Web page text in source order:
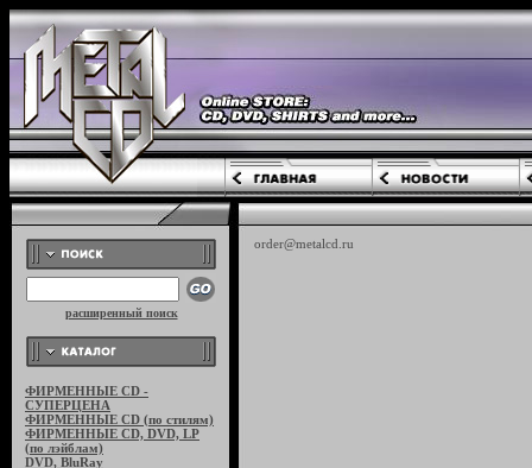
расширенный поиск
ФИРМЕННЫЕ CD -
СУПЕРЦЕНА
ФИРМЕННЫЕ CD (по стилям)
ФИРМЕННЫЕ CD, DVD, LP
(по лэйблам)
DVD, BluRay
order@metalcd.ru